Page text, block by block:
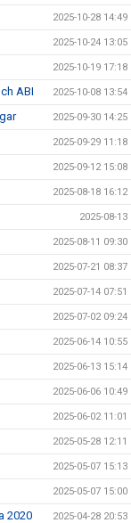
2025-10-28 14:49
2025-10-24 13:05
2025-10-19 17:18
ABI 2025-10-08 13:54
2025-09-30 14:25
2025-09-29 11:18
2025-09-12 15:08
2025-08-18 16:12
2025-08-13
2025-08-11 09:30
2025-07-21 08:37
2025-07-14 07:51
2025-07-02 09:24
2025-06-14 10:55
2025-06-13 15:14
2025-06-06 10:49
2025-06-02 11:01
2025-05-28 12:11
2025-05-07 15:13
2025-05-07 15:00
2020 2025-04-28 20:53